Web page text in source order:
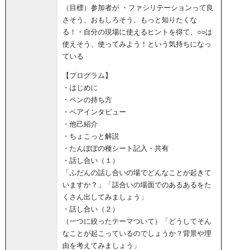
（目標）参加者が ・ファシリテーションって良
さそう、おもしろそう、もっと知りたくな
る！・自分の現場に使えるヒントを得て、○○は
使えそう、使ってみよう！という気持ちになっ
ている
【プログラム】
・はじめに
・ペンの持ち方
・ペアインタビュー
・他己紹介
・ちょこっと解説
・たんぽぽの種シート記入・共有
・話し合い（１）
「ふだんの話し合いの場でどんなことが起きて
いますか？」「話合いの場面でのあるあるをた
くさん出してみましょう」
・話し合い（２）
（一つに絞ったテーマついて）「どうしてそん
なことが起こっているのでしょうか？背景や理
由を考えてみましょう」